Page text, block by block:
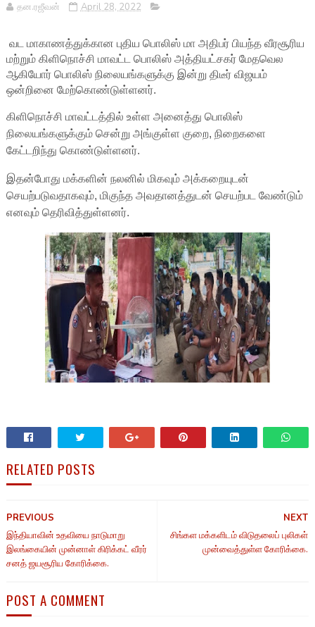
தன.ரஜீவன் April 28, 2022
வட மாகாணத்துக்கான புதிய பொலிஸ் மா அதிபர் பியந்த வீரசூரிய
மற்றும் கிளிநொச்சி மாவட்ட பொலிஸ் அத்தியட்சகர் மேதவெல
ஆகியோர் பொலிஸ் நிலையங்களுக்கு இன்று திடீர் விஜயம்
ஒன்றினை மேற்கொண்டுள்ளனர்.
கிளிநொச்சி மாவட்டத்தில் உள்ள அனைத்து பொலிஸ்
நிலையங்களுக்கும் சென்று அங்குள்ள குறை, நிறைகளை
கேட்டறிந்து கொண்டுள்ளனர்.
இதன்போது மக்களின் நலனில் மிகவும் அக்கறையுடன்
செயற்படுவதாகவும், மிகுந்த அவதானத்துடன் செயற்பட வேண்டும்
எனவும் தெரிவித்துள்ளனர்.
RELATED POSTS
NEXT
சிங்கள மக்களிடம் விடுதலைப் புலிகள்
முன்வைத்துள்ள கோரிக்கை.
PREVIOUS
இந்தியாவின் உதவியை நாடுமாறு
இலங்கையின் முன்னாள் கிரிக்கட் வீரர்
சனத் ஜயசூரிய கோரிக்கை.
POST A COMMENT